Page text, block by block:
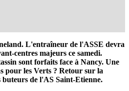
L'entraîneur de l'ASSE devra
centres majeurs ce samedi.
sont forfaits face à Nancy. Une
pour les Verts ? Retour sur la
buteurs de l'AS Saint-Etienne.